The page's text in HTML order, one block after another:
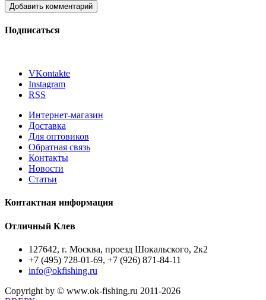
Добавить комментарий
Подписаться
VKontakte
Instagram
RSS
Интернет-магазин
Доставка
Для оптовиков
Обратная связь
Контакты
Новости
Статьи
Контактная информация
Отличный Клев
127642, г. Москва, проезд Шокальского, 2к2
+7 (495) 728-01-69, +7 (926) 871-84-11
info@okfishing.ru
Copyright by © www.ok-fishing.ru 2011-2026